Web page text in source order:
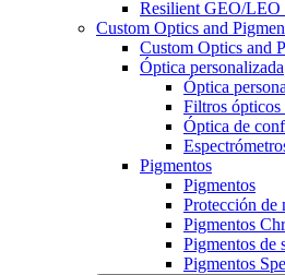
Resilient GEO/LEO
Custom Optics and
Custom Optics and
Óptica personalizada
Óptica
Filtros ópticos
Óptica de
Pigmentos
Pigmentos
Protección de
Pigmentos
Pigmentos de
Pigmentos